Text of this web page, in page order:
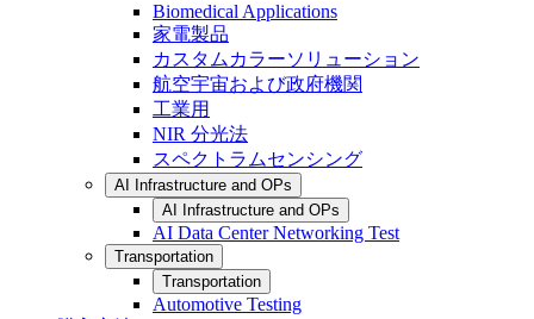
Biomedical Applications
家電製品
カスタムカラーソリューション
航空宇宙および政府機関
工業用
NIR 分光法
スペクトラムセンシング
AI Infrastructure and OPs
AI Infrastructure and OPs
AI Data Center Networking Test
Transportation
Transportation
Automotive Testing